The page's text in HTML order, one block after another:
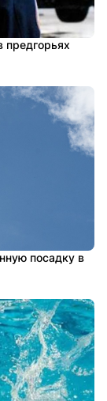
предгорьях
посадку в